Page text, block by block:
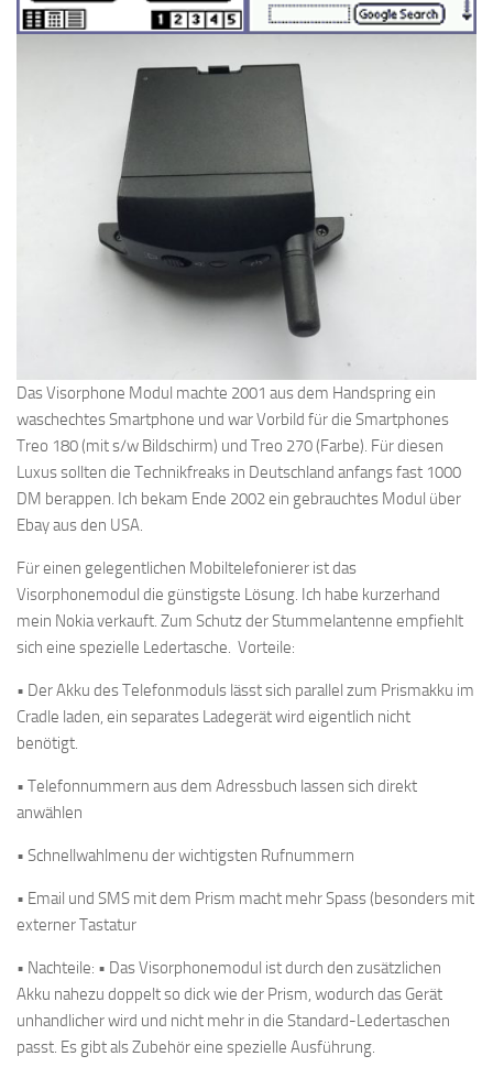
Das Visorphone Modul machte 2001 aus dem Handspring ein
waschechtes Smartphone und war Vorbild für die Smartphones
Treo 180 (mit s/w Bildschirm) und Treo 270 (Farbe). Für diesen
Luxus sollten die Technikfreaks in Deutschland anfangs fast 1000
DM berappen. Ich bekam Ende 2002 ein gebrauchtes Modul über
Ebay aus den USA.
Für einen gelegentlichen Mobiltelefonierer ist das
Visorphonemodul die günstigste Lösung. Ich habe kurzerhand
mein Nokia verkauft. Zum Schutz der Stummelantenne empfiehlt
sich eine spezielle Ledertasche. Vorteile:
• Der Akku des Telefonmoduls lässt sich parallel zum Prismakku im
Cradle laden, ein separates Ladegerät wird eigentlich nicht
benötigt.
• Telefonnummern aus dem Adressbuch lassen sich direkt
anwählen
• Schnellwahlmenu der wichtigsten Rufnummern
• Email und SMS mit dem Prism macht mehr Spass (besonders mit
externer Tastatur
• Nachteile: • Das Visorphonemodul ist durch den zusätzlichen
Akku nahezu doppelt so dick wie der Prism, wodurch das Gerät
unhandlicher wird und nicht mehr in die Standard-Ledertaschen
passt. Es gibt als Zubehör eine spezielle Ausführung.